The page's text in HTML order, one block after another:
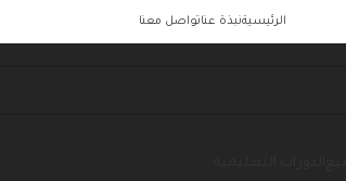
الرئيسيةنبذة عناتواصل معنا